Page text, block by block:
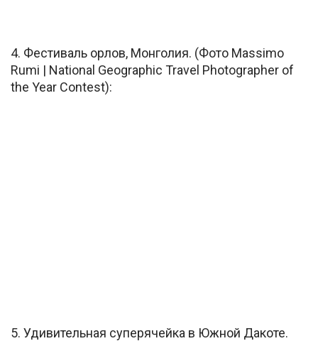
4. Фестиваль орлов, Монголия. (Фото Massimo
Rumi | National Geographic Travel Photographer of
the Year Contest):
5. Удивительная суперячейка в Южной Дакоте.